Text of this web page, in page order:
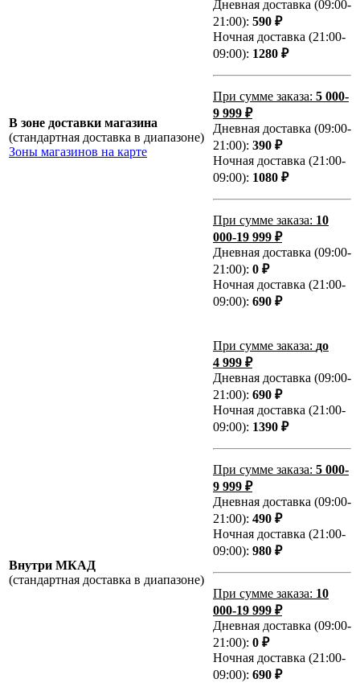
В зоне доставки магазина
(стандартная доставка в диапазоне)
Зоны магазинов на карте
Дневная доставка (09:00-
21:00): 590 ₽
Ночная доставка (21:00-
09:00): 1280 ₽
При сумме заказа: 5 000-
9 999 ₽
Дневная доставка (09:00-
21:00): 390 ₽
Ночная доставка (21:00-
09:00): 1080 ₽
При сумме заказа: 10
000-19 999 ₽
Дневная доставка (09:00-
21:00): 0 ₽
Ночная доставка (21:00-
09:00): 690 ₽
Внутри МКАД
(стандартная доставка в диапазоне)
При сумме заказа: до
4 999 ₽
Дневная доставка (09:00-
21:00): 690 ₽
Ночная доставка (21:00-
09:00): 1390 ₽
При сумме заказа: 5 000-
9 999 ₽
Дневная доставка (09:00-
21:00): 490 ₽
Ночная доставка (21:00-
09:00): 980 ₽
При сумме заказа: 10
000-19 999 ₽
Дневная доставка (09:00-
21:00): 0 ₽
Ночная доставка (21:00-
09:00): 690 ₽